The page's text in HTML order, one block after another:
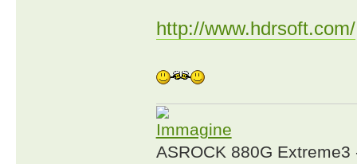
http://www.hdrsoft.com/
ASROCK 880G